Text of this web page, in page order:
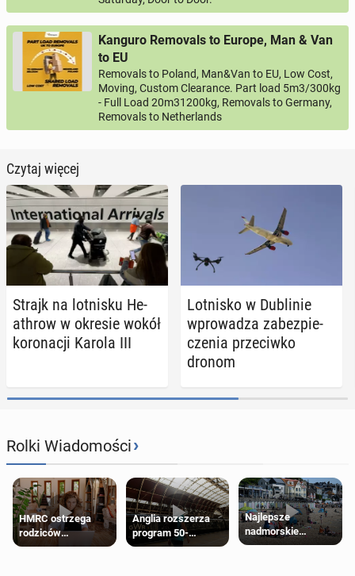
Kanguro Removals to Europe, Man & Van
to EU
Removals to Poland, Man&Van to EU, Low Cost,
Moving, Custom Clearance. Part load 5m3/300kg
- Full Load 20m31200kg, Removals to Germany,
Removals to Netherlands
Czytaj więcej
Strajk na lot­ni­sku He­
ath­row w okresie wokół
ko­ro­na­cji Karola III
Lot­ni­sko w Du­bli­nie
wpro­wa­dza za­bez­pie­
cze­nia prze­ciw­ko
dronom
Rolki Wiadomości›
HMRC ostrzega
rodziców
pobierających Child
Anglia rozszerza
program 50-
procentowych
Najlepsze
nadmorskie
miasteczko blisko